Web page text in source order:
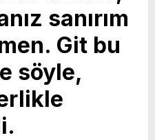
sanırım
Git bu
söyle,